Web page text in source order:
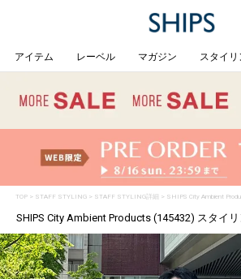
アイテム レーベル マガジン スタイ
TOP> STAFF STYLING> STAFF STYLING詳細 > SHIPS City Ambient
SHIPS City Ambient Products (145432) スタイ